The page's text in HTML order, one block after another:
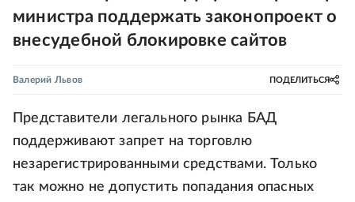
министра поддержать законопроект о
внесудебной блокировке сайтов
Валерий Львов ПОДЕЛИТЬСЯ
Представители легального рынка БАД
поддерживают запрет на торговлю
незарегистрированными средствами. Только
так можно не допустить попадания опасных